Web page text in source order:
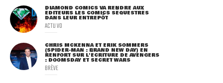
DIAMOND COMICS VA RENDRE AUX
ÉDITEURS LES COMICS SÉQUESTRÉS
DANS LEUR ENTREPÔT
ACTU VO
CHRIS MCKENNA ET ERIK SOMMERS
(SPIDER-MAN : BRAND NEW DAY) EN
RENFORT SUR L'ÉCRITURE DE AVENGERS
: DOOMSDAY ET SECRET WARS
BRÈVE